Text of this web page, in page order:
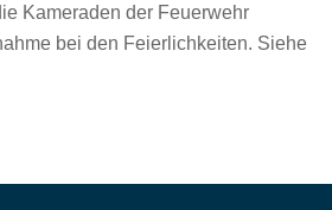
Kameraden der Feuerwehr
bei den Feierlichkeiten. Siehe